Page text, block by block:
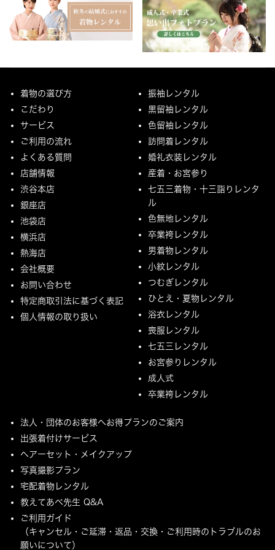
着物の選び方
こだわり
サービス
ご利用の流れ
よくある質問
店舗情報
渋谷本店
銀座店
池袋店
横浜店
熱海店
会社概要
お問い合わせ
特定商取引法に基づく表記
個人情報の取り扱い
振袖レンタル
黒留袖レンタル
色留袖レンタル
訪問着レンタル
婚礼衣装レンタル
産着・お宮参り
七五三着物・十三詣りレンタ
ル
色無地レンタル
卒業袴レンタル
男着物レンタル
小紋レンタル
つむぎレンタル
ひとえ・夏物レンタル
浴衣レンタル
喪服レンタル
七五三レンタル
お宮参りレンタル
成人式
卒業袴レンタル
法人・団体のお客様へお得プランのご案内
出張着付けサービス
ヘアーセット・メイクアップ
写真撮影プラン
宅配着物レンタル
教えてあべ先生 Q&A
ご利用ガイド
（キャンセル・ご延滞・返品・交換・ご利用時のトラブルのお
願いについて）